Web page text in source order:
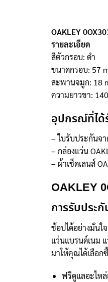
OAKLEY
รายละเอียด
สีตัวกรอบ: ดำ
ขนาดกรอบ: 57
สะพานจมูก: 18
ความยาวขา:
อุปกรณ์ที่ได้
– ใบรับประกันจา
– กล่องแว่น
– ผ้าเช็ดเลนส์
OAKLEY
การรับประ
ช้อปได้อย่างมั่นใ
แว่นแบรนด์เนม
มาให้คุณได้เลือก
ฟรีดูแลอะไห